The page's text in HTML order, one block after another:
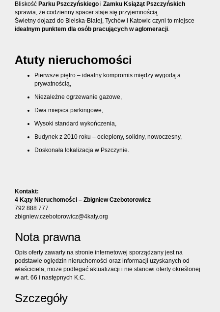
Bliskość Parku Pszczyńskiego i Zamku Książąt Pszczyńskich
sprawia, że codzienny spacer staje się przyjemnością.
Świetny dojazd do Bielska-Białej, Tychów i Katowic czyni to miejsce
idealnym punktem dla osób pracujących w aglomeracji.
Atuty nieruchomości
Pierwsze piętro – idealny kompromis między wygodą a
prywatnością,
Niezależne ogrzewanie gazowe,
Dwa miejsca parkingowe,
Wysoki standard wykończenia,
Budynek z 2010 roku – ocieplony, solidny, nowoczesny,
Doskonała lokalizacja w Pszczynie.
Kontakt:
4 Kąty Nieruchomości – Zbigniew Czebotorowicz
792 888 777
zbigniew.czebotorowicz@4katy.org
Nota prawna
Opis oferty zawarty na stronie internetowej sporządzany jest na
podstawie oględzin nieruchomości oraz informacji uzyskanych od
właściciela, może podlegać aktualizacji i nie stanowi oferty określonej
w art. 66 i następnych K.C.
Szczegóły